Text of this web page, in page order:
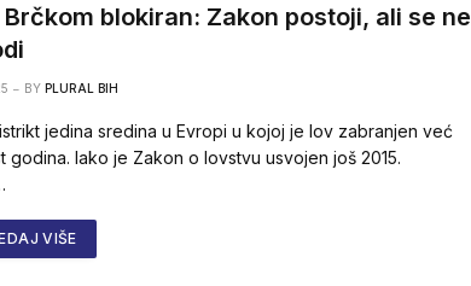
Brčkom blokiran: Zakon postoji, ali se ne
BY PLURAL BIH
jedina sredina u Evropi u kojoj je lov zabranjen već
godina. Iako je Zakon o lovstvu usvojen još 2015.
VIŠE